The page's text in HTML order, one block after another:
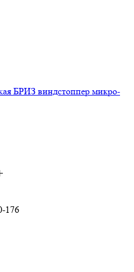
БРИЗ виндстоппер микро-
176